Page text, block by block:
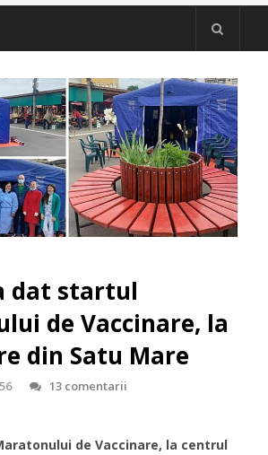
dat startul
de Vaccinare, la
din Satu Mare
13 comentarii
de Vaccinare, la centrul